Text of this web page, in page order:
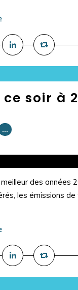
soir à
…
des années
les émissions